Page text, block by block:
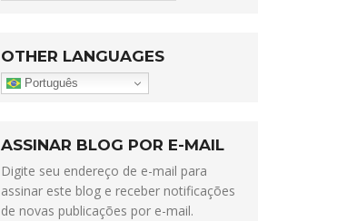
OTHER LANGUAGES
Português
ASSINAR BLOG POR E-MAIL
Digite seu endereço de e-mail para
assinar este blog e receber notificações
de novas publicações por e-mail.